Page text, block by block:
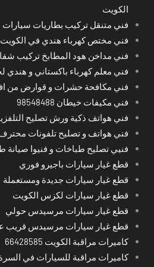
الكويت
فني متنقل تركيب بطاريات سيارات
فني مختص كهرباء هندي في الكويت
فني مداخن هود المطابخ تركيب
فني معلم كهرباء باكستاني و هندي
فني مكافحة حشرات و قوارض من
فني مكيفات خيطان 98548488
فني هواتف ذكية ورش تصليح
فني هواتف و تصليح تلفونات
فنيي تصليح طباخات و فنيوا صيانة
قطع غيار سيارات باجيرو فوري
قطع غيار سيارات جديدة ومستعملة
قطع غيار سيارات لكزس الكويت
قطع غيار سيارات مرسيدس حولي
قطع غيار سيارات مرسيدس قريب
كاميرات مراقبة الكويت 66428585
كاميرات مراقبة للسيارات في